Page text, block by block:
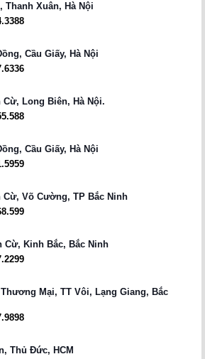
Thanh Xuân, Hà Nội
Cầu Giấy, Hà Nội
Cừ, Long Biên, Hà Nội.
Cầu Giấy, Hà Nội
Cừ, Võ Cường, TP Bắc Ninh
Cừ, Kinh Bắc, Bắc Ninh
Mại, TT Vôi, Lạng Giang, Bắc
Thủ Đức, HCM